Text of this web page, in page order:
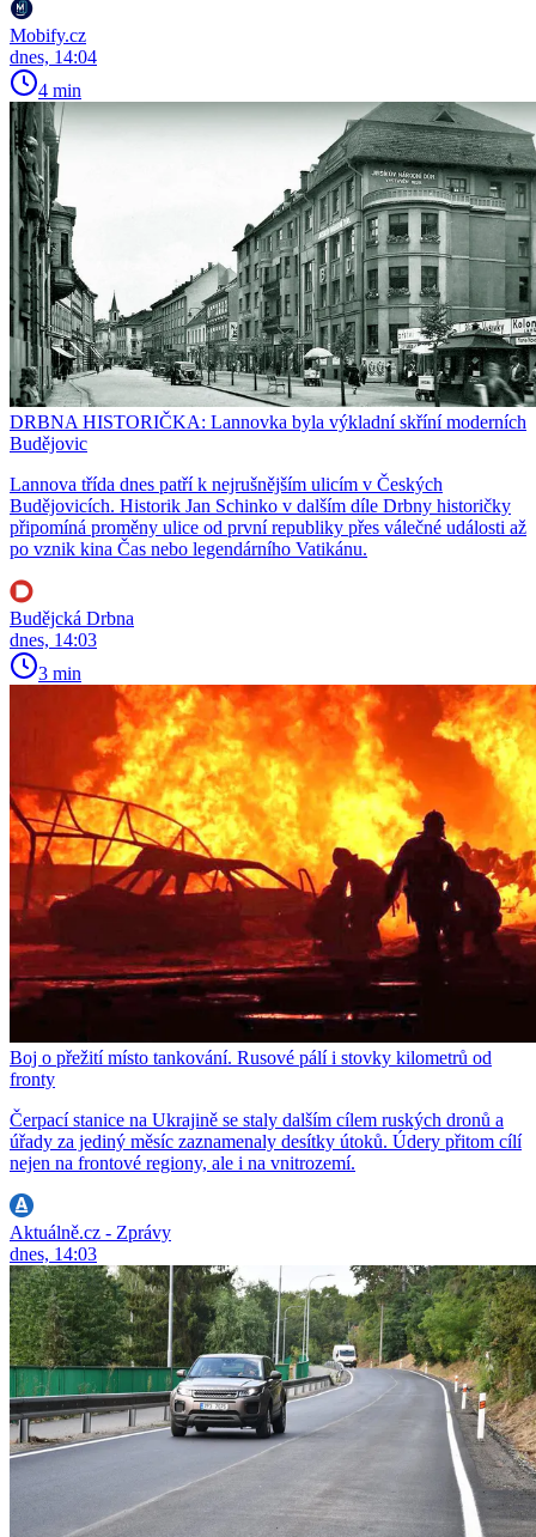
Mobify.cz
dnes, 14:04
4 min
DRBNA HISTORIČKA: Lannovka byla výkladní skříní moderních
Budějovic
Lannova třída dnes patří k nejrušnějším ulicím v Českých
Budějovicích. Historik Jan Schinko v dalším díle Drbny historičky
připomíná proměny ulice od první republiky přes válečné události až
po vznik kina Čas nebo legendárního Vatikánu.
Budějcká Drbna
dnes, 14:03
3 min
Boj o přežití místo tankování. Rusové pálí i stovky kilometrů od
fronty
Čerpací stanice na Ukrajině se staly dalším cílem ruských dronů a
úřady za jediný měsíc zaznamenaly desítky útoků. Údery přitom cílí
nejen na frontové regiony, ale i na vnitrozemí.
Aktuálně.cz - Zprávy
dnes, 14:03